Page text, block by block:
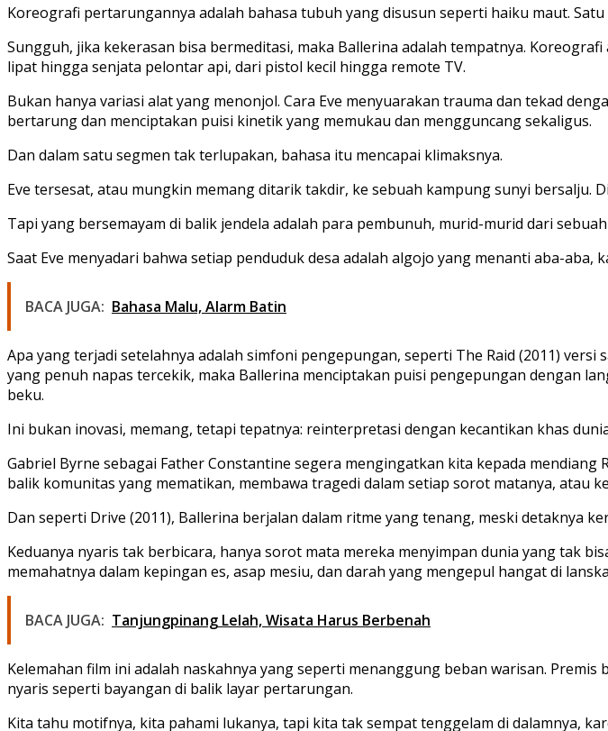
Koreografi pertarungannya adalah bahasa tubuh yang disusun seperti haiku maut.
Sungguh, jika kekerasan bisa bermeditasi, maka Ballerina adalah tempatnya.
lipat hingga senjata pelontar api, dari pistol kecil hingga remote TV.
Bukan hanya variasi alat yang menonjol. Cara Eve menyuarakan trauma dan tekad
bertarung dan menciptakan puisi kinetik yang memukau dan mengguncang sekaligus.
Dan dalam satu segmen tak terlupakan, bahasa itu mencapai klimaksnya.
Eve tersesat, atau mungkin memang ditarik takdir, ke sebuah kampung sunyi bersalju.
Tapi yang bersemayam di balik jendela adalah para pembunuh, murid-murid dari
Saat Eve menyadari bahwa setiap penduduk desa adalah algojo yang menanti aba-
BACA JUGA: Bahasa Malu, Alarm Batin
Apa yang terjadi setelahnya adalah simfoni pengepungan, seperti The Raid (2011) versi
yang penuh napas tercekik, maka Ballerina menciptakan puisi pengepungan dengan
beku.
Ini bukan inovasi, memang, tetapi tepatnya: reinterpretasi dengan kecantikan khas
Gabriel Byrne sebagai Father Constantine segera mengingatkan kita kepada mendiang
balik komunitas yang mematikan, membawa tragedi dalam setiap sorot matanya, atau
Dan seperti Drive (2011), Ballerina berjalan dalam ritme yang tenang, meski detaknya
Keduanya nyaris tak berbicara, hanya sorot mata mereka menyimpan dunia yang tak
memahatnya dalam kepingan es, asap mesiu, dan darah yang mengepul hangat di
BACA JUGA: Tanjungpinang Lelah, Wisata Harus Berbenah
Kelemahan film ini adalah naskahnya yang seperti menanggung beban warisan.
nyaris seperti bayangan di balik layar pertarungan.
Kita tahu motifnya, kita pahami lukanya, tapi kita tak sempat tenggelam di dalamnya,